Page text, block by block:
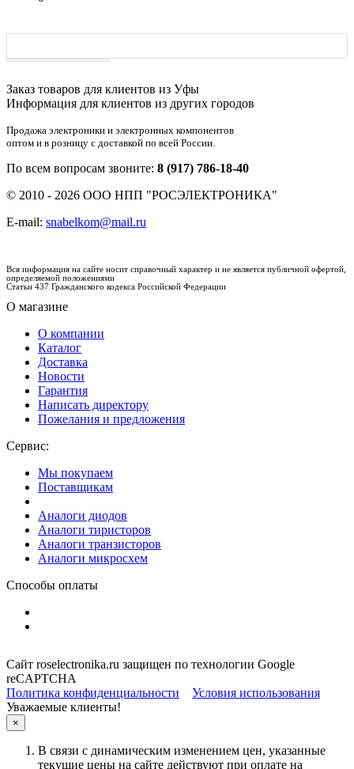
Заказ товаров для клиентов из Уфы
Информация для клиентов из других городов
Продажа электроники и электронных компонентов
оптом и в розницу с доставкой по всей России.
По всем вопросам звоните: 8 (917) 786-18-40
© 2010 - 2026 ООО НПП "РОСЭЛЕКТРОНИКА"
E-mail: snabelkom@mail.ru
Вся информация на сайте носит справочный характер и не является публичной офертой,
определяемой положениями
Статьи 437 Гражданского кодекса Российской Федерации
О магазине
О компании
Каталог
Доставка
Новости
Гарантия
Написать директору
Пожелания и предложения
Сервис:
Мы покупаем
Поставщикам
Аналоги диодов
Аналоги тиристоров
Аналоги транзисторов
Аналоги микросхем
Способы оплаты
Сайт roselectronika.ru защищен по технологии Google
reCAPTCHA
Политика конфиденциальности
Условия использования
Уважаемые клиенты!
×
В связи с динамическим изменением цен, указанные
текущие цены на сайте действуют при оплате на